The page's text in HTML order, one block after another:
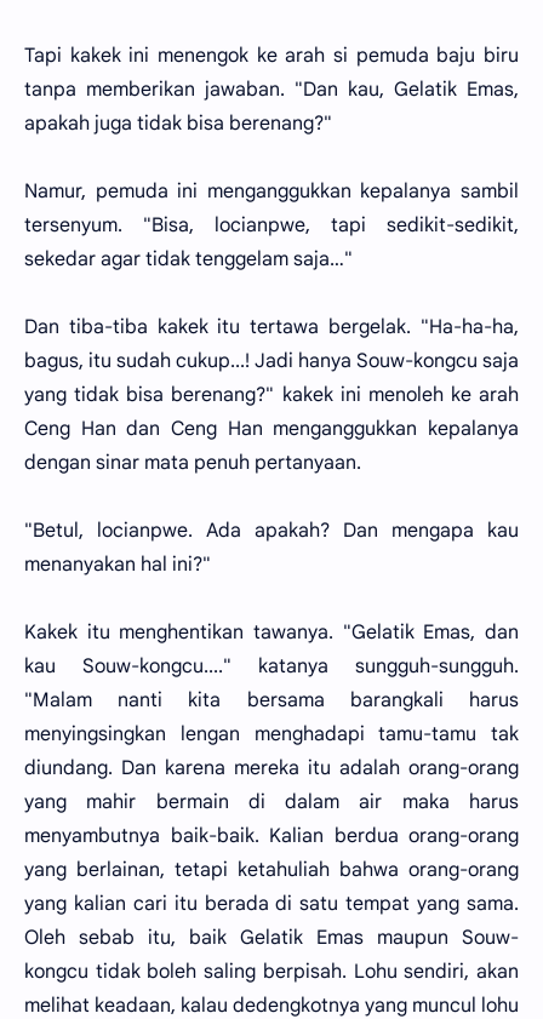
Tapi kakek ini menengok ke arah si pemuda baju biru
tanpa memberikan jawaban. "Dan kau, Gelatik Emas,
apakah juga tidak bisa berenang?"
Namur, pemuda ini menganggukkan kepalanya sambil
tersenyum. "Bisa, locianpwe, tapi sedikit-sedikit,
sekedar agar tidak tenggelam saja…"
Dan tiba-tiba kakek itu tertawa bergelak. "Ha-ha-ha,
bagus, itu sudah cukup...! Jadi hanya Souw-kongcu saja
yang tidak bisa berenang?" kakek ini menoleh ke arah
Ceng Han dan Ceng Han menganggukkan kepalanya
dengan sinar mata penuh pertanyaan.
"Betul, locianpwe. Ada apakah? Dan mengapa kau
menanyakan hal ini?"
Kakek itu menghentikan tawanya. "Gelatik Emas, dan
kau Souw-kongcu...." katanya sungguh-sungguh.
"Malam nanti kita bersama barangkali harus
menyingsingkan lengan menghadapi tamu-tamu tak
diundang. Dan karena mereka itu adalah orang-orang
yang mahir bermain di dalam air maka harus
menyambutnya baik-baik. Kalian berdua orang-orang
yang berlainan, tetapi ketahuliah bahwa orang-orang
yang kalian cari itu berada di satu tempat yang sama.
Oleh sebab itu, baik Gelatik Emas maupun Souw-
kongcu tidak boleh saling berpisah. Lohu sendiri, akan
melihat keadaan, kalau dedengkotnya yang muncul lohu